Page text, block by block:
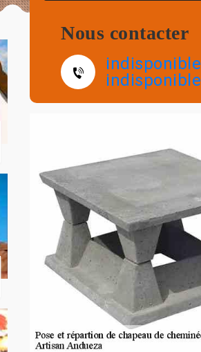
Nous contacter
indisponible
indisponible